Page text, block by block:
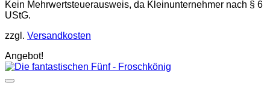
Kein Mehrwertsteuerausweis, da Kleinunternehmer nach § 6
UStG.
zzgl. Versandkosten
Angebot!